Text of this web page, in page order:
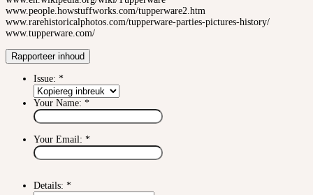
www.people.howstuffworks.com/tupperware2.htm
www.rarehistoricalphotos.com/tupperware-parties-pictures-history/
www.tupperware.com/
Rapporteer inhoud
Issue: *
Your Name: *
Your Email: *
Details: *